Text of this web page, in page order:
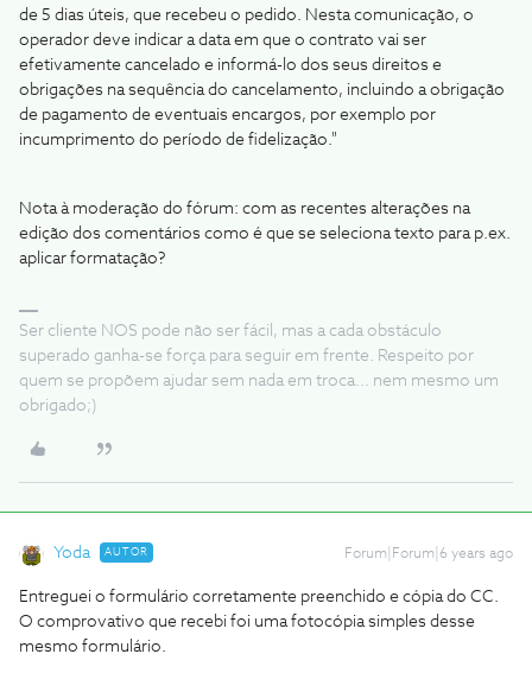
de 5 dias úteis, que recebeu o pedido. Nesta comunicação, o
operador deve indicar a data em que o contrato vai ser
efetivamente cancelado e informá-lo dos seus direitos e
obrigações na sequência do cancelamento, incluindo a obrigação
de pagamento de eventuais encargos, por exemplo por
incumprimento do período de fidelização."
Nota à moderação do fórum: com as recentes alterações na
edição dos comentários como é que se seleciona texto para p.ex.
aplicar formatação?
Ser cliente NOS pode não ser fácil, mas a cada obstáculo
superado ganha-se força para seguir em frente. Respeito por
quem se propõem ajudar sem nada em troca... nem mesmo um
obrigado;)
Yoda AUTOR Forum|Forum|6 years ago
Entreguei o formulário corretamente preenchido e cópia do CC.
O comprovativo que recebi foi uma fotocópia simples desse
mesmo formulário.